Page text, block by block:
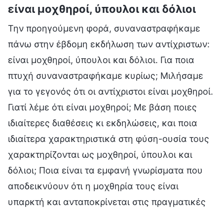
είναι μοχθηροί, ύπουλοι και δόλιοι
Την προηγούμενη φορά, συναναστραφήκαμε
πάνω στην έβδομη εκδήλωση των αντίχριστων:
είναι μοχθηροί, ύπουλοι και δόλιοι. Για ποια
πτυχή συναναστραφήκαμε κυρίως; Μιλήσαμε
για το γεγονός ότι οι αντίχριστοι είναι μοχθηροί.
Γιατί λέμε ότι είναι μοχθηροί; Με βάση ποιες
ιδιαίτερες διαθέσεις κι εκδηλώσεις, και ποια
ιδιαίτερα χαρακτηριστικά στη φύση-ουσία τους
χαρακτηρίζονται ως μοχθηροί, ύπουλοι και
δόλιοι; Ποια είναι τα εμφανή γνωρίσματα που
αποδεικνύουν ότι η μοχθηρία τους είναι
υπαρκτή και ανταποκρίνεται στις πραγματικές